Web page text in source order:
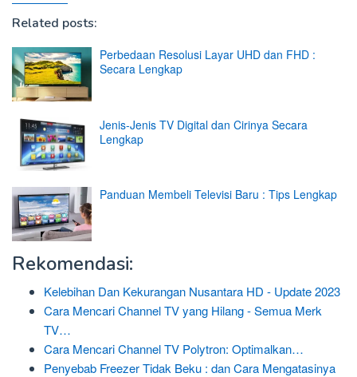
Related posts:
Perbedaan Resolusi Layar UHD dan FHD :
Secara Lengkap
Jenis-Jenis TV Digital dan Cirinya Secara
Lengkap
Panduan Membeli Televisi Baru : Tips Lengkap
Rekomendasi:
Kelebihan Dan Kekurangan Nusantara HD - Update 2023
Cara Mencari Channel TV yang Hilang - Semua Merk
TV…
Cara Mencari Channel TV Polytron: Optimalkan…
Penyebab Freezer Tidak Beku : dan Cara Mengatasinya